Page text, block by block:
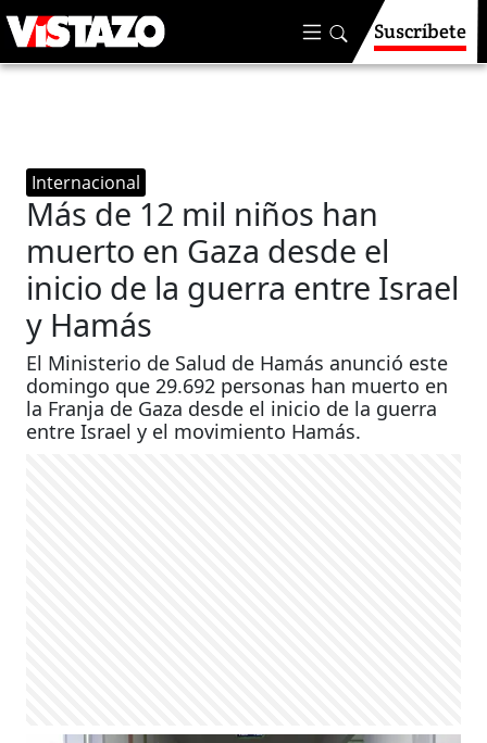
Suscríbete
Internacional
Más de 12 mil niños han
muerto en Gaza desde el
inicio de la guerra entre Israel
y Hamás
El Ministerio de Salud de Hamás anunció este
domingo que 29.692 personas han muerto en
la Franja de Gaza desde el inicio de la guerra
entre Israel y el movimiento Hamás.